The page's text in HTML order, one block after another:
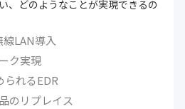
、どのようなことが実現できるの
線LAN導入
ク実現
られるEDR
のリプレイス